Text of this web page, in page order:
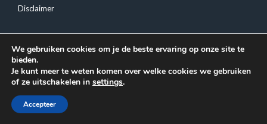
Disclaimer
© Copyright
We gebruiken cookies om je de beste ervaring op onze site te
bieden.
Je kunt meer te weten komen over welke cookies we gebruiken
of ze uitschakelen in settings.
Accepteer